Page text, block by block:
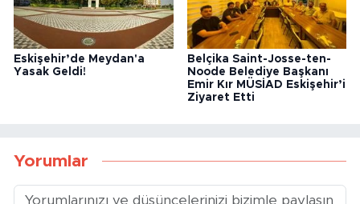
Eskişehir’de Meydan'a
Yasak Geldi!
Belçika Saint-Josse-ten-
Noode Belediye Başkanı
Emir Kır MÜSİAD Eskişehir’i
Ziyaret Etti
Yorumlar